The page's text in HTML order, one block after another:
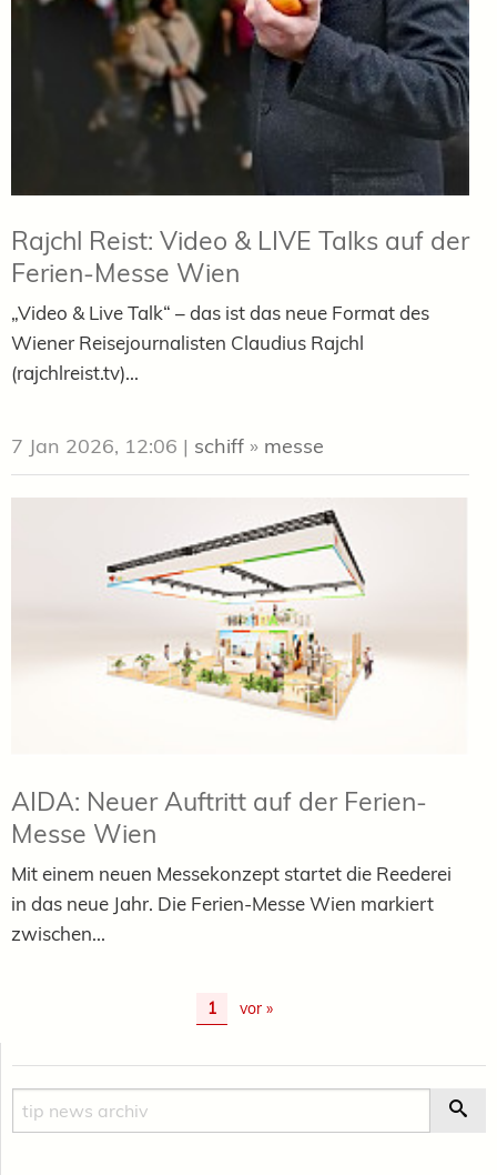
Rajchl Reist: Video & LIVE Talks auf der
Ferien-Messe Wien
„Video & Live Talk“ – das ist das neue Format des
Wiener Reisejournalisten Claudius Rajchl
(rajchlreist.tv)...
7 Jan 2026, 12:06 | schiff » messe
AIDA: Neuer Auftritt auf der Ferien-
Messe Wien
Mit einem neuen Messekonzept startet die Reederei
in das neue Jahr. Die Ferien-Messe Wien markiert
zwischen...
1 vor »
Suche